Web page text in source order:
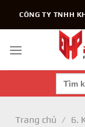
dung
CÔNG TY TNHH
Search
for:
Trang chủ / 6.